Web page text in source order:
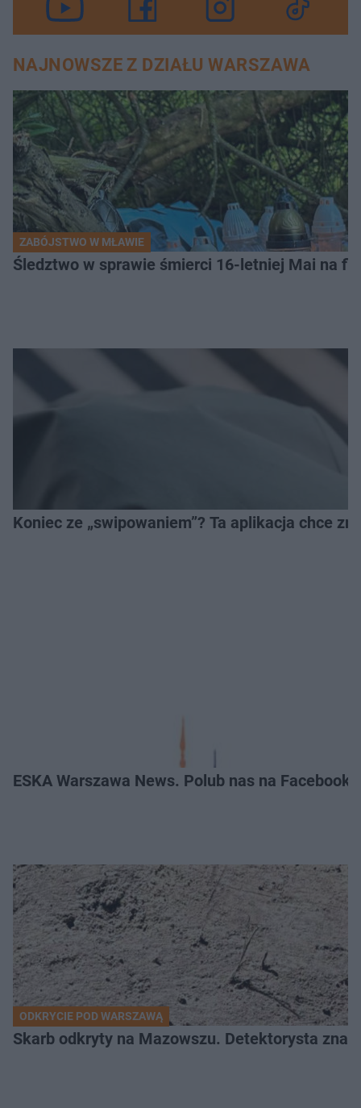
NAJNOWSZE Z DZIAŁU WARSZAWA
ZABÓJSTWO W MŁAWIE
Śledztwo w sprawie śmierci 16-letniej Mai na
Koniec ze „swipowaniem”? Ta aplikacja chce
ESKA Warszawa News. Polub nas na
ODKRYCIE POD WARSZAWĄ
Skarb odkryty na Mazowszu. Detektorysta